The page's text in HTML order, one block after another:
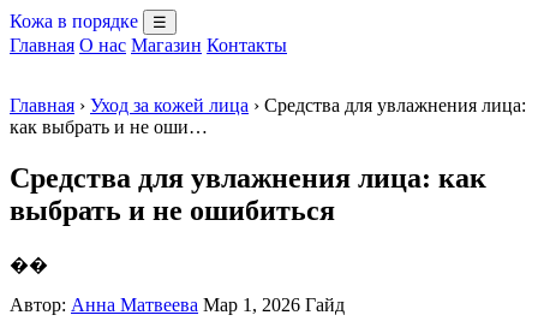
Кожа в порядке ☰
Главная О нас Магазин Контакты
Главная › Уход за кожей лица › Средства для увлажнения лица:
как выбрать и не оши…
Средства для увлажнения лица: как
выбрать и не ошибиться
��
Автор: Анна Матвеева Мар 1, 2026 Гайд